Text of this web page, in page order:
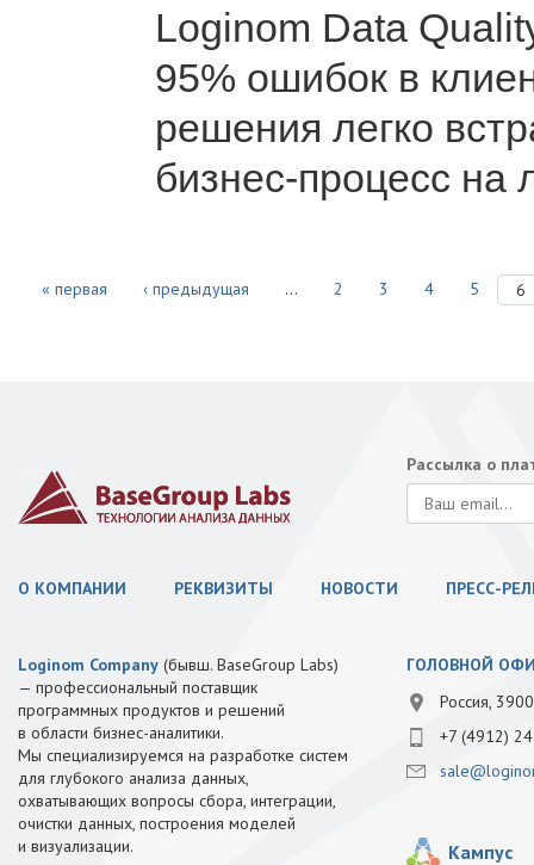
Loginom Data
95% ошибок в
решения легко
бизнес-процесс на
« первая ‹ предыдущая … 2 3 4 5 6
Рассылка о
О КОМПАНИИ РЕКВИЗИТЫ НОВОСТИ ПРЕСС-
Loginom Company (бывш. BaseGroup Labs)
— профессиональный поставщик
программных продуктов и решений
в области бизнес-аналитики.
Мы специализируемся на разработке систем
для глубокого анализа данных,
охватывающих вопросы сбора, интеграции,
очистки данных, построения моделей
и визуализации.
ГОЛОВНОЙ
Россия,
+7 (4912)
Кампус